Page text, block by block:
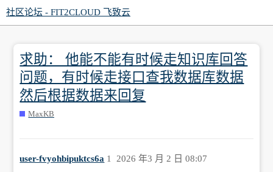
社区论坛 - FIT2CLOUD 飞致云
求助： 他能不能有时候走知识库回答
问题，有时候走接口查我数据库数据
然后根据数据来回复
MaxKB
user-fvyohbipuktcs6a 2026 年3 月 2 日 08:07
1